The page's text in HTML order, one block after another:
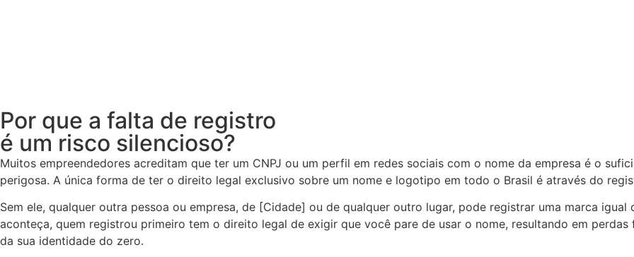
Por que a falta de registro
é um risco silencioso?
Muitos empreendedores acreditam que ter um CNPJ ou um perfil em redes sociais com o nome da empresa é o
perigosa. A única forma de ter o direito legal exclusivo sobre um nome e logotipo em todo o Brasil é através do
Sem ele, qualquer outra pessoa ou empresa, de [Cidade] ou de qualquer outro lugar, pode registrar uma marca igual
aconteça, quem registrou primeiro tem o direito legal de exigir que você pare de usar o nome, resultando em
da sua identidade do zero.